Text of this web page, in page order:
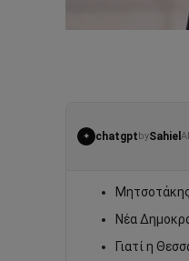
✦ chatgpt bySahiel AI
Νέα
Γιατί η